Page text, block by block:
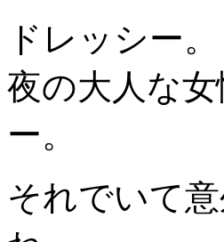
ドレッシー。
夜の大人な
ー。
それでいて